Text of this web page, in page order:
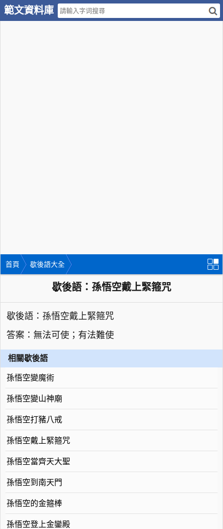
範文資料庫
首頁 歇後語大全
歇後語：孫悟空戴上緊箍咒
歇後語：孫悟空戴上緊箍咒
答案：無法可使；有法難使
相關歇後語
孫悟空變魔術
孫悟空變山神廟
孫悟空打豬八戒
孫悟空戴上緊箍咒
孫悟空當齊天大聖
孫悟空到南天門
孫悟空的金箍棒
孫悟空登上金鑾殿